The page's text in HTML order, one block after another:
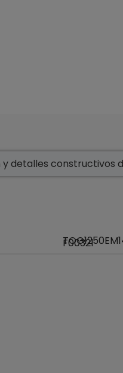
detalles constructivos
F00321